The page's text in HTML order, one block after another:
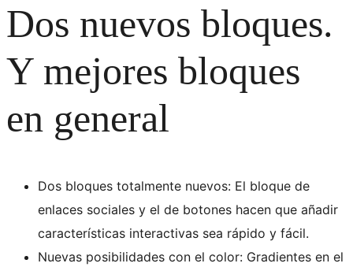
Dos nuevos bloques.
Y mejores bloques
en general
Dos bloques totalmente nuevos: El bloque de
enlaces sociales y el de botones hacen que añadir
características interactivas sea rápido y fácil.
Nuevas posibilidades con el color: Gradientes en el